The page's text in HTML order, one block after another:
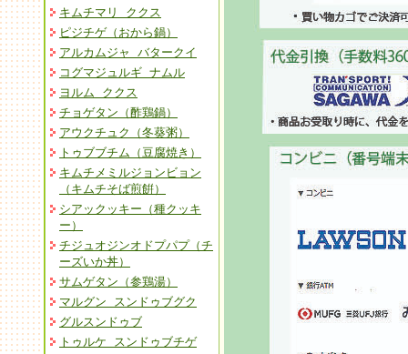
キムチマリ ククス
ピジチゲ（おから鍋）
アルカムジャ バタークイ
コグマジュルギ ナムル
ヨルム ククス
チョゲタン（酢鶏鍋）
アウクチュク（冬葵粥）
トゥブブチム（豆腐焼き）
キムチメミルジョンビョン
（キムチそば煎餠）
シアックッキー（種クッキ
ー）
チジュオジンオドプパプ（チ
ーズいか丼）
サムゲタン（参鶏湯）
マルグン スンドゥブグク
グルスンドゥブ
トゥルケ スンドゥブチゲ